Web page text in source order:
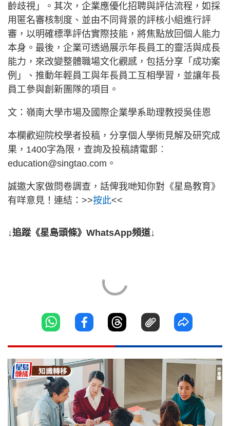
齡歧視」。其次，企業應優化招聘與評估流程，如採
用匿名審核制度、並由不同背景的評核小組進行評
審，以明確標準評估實際技能，將焦點放回個人能力
本身。最後，企業可透過展示年長員工的靈活與成長
能力，來改變整體職場文化觀感，包括分享「成功案
例」、推動年輕員工與年長員工互相學習，並讓年長
員工參與創新團隊的項目。
文：嶺南大學市場及國際企業學系助理教授吳佳恩
本欄歡迎院校學者投稿，分享個人學術見解及研究成
果，1400字為限，查詢及投稿請電郵︰
education@singtao.com。
誠邀大家做問卷調查，話俾我哋知你對《星島教育》
有咩意見！連結：>>按此<<
↓追蹤《星島頭條》WhatsApp頻道↓